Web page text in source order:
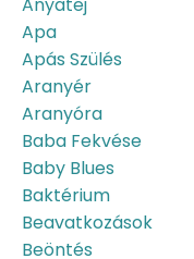
Apa
Apás Szülés
Aranyér
Aranyóra
Baba Fekvése
Baby Blues
Baktérium
Beavatkozások
Beöntés